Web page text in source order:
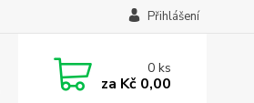
Přihlášení
0ks
za Kč 0,00